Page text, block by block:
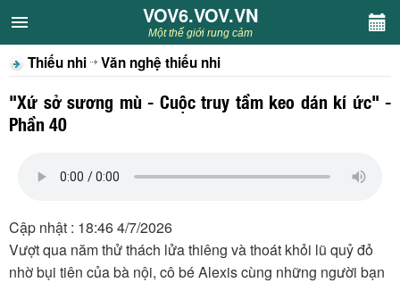
VOV6.VOV.VN
CHUYÊN MỤC
Khách VOV6
Sân khấu
VOV6.VOV.VN
Một thế giới rung cảm
Thiếu nhi Văn nghệ thiếu nhi
"Xứ sở sương mù - Cuộc truy tầm keo dán kí ức" -
Phần 40
Cập nhật : 18:46 4/7/2026
Vượt qua năm thử thách lửa thiêng và thoát khỏi lũ quỷ đỏ
nhờ bụi tiên của bà nội, cô bé Alexis cùng những người bạn